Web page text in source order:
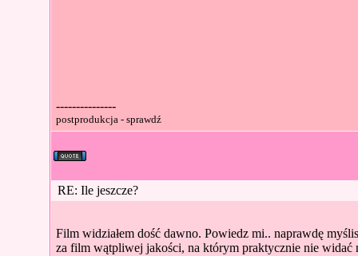
---------------
postprodukcja - sprawdź
RE: Ile jeszcze?
Film widziałem dość dawno. Powiedz mi.. naprawdę
za film wątpliwej jakości, na którym praktycznie nie widać